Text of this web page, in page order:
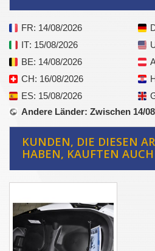
FR: 14/08/2026
IT: 15/08/2026
BE: 14/08/2026
CH: 16/08/2026
ES: 15/08/2026
Andere Länder: Zwischen 14/
KUNDEN, DIE DIESEN
HABEN, KAUFTEN AUCH